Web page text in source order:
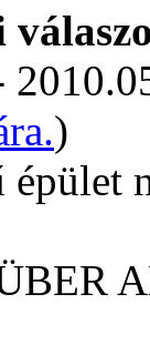
)
épület